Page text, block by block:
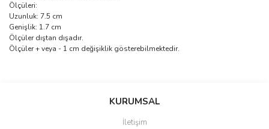
Ölçüleri:
Uzunluk: 7.5 cm
Genişlik: 1.7 cm
Ölçüler dıştan dışadır.
Ölçüler + veya - 1 cm değişiklik gösterebilmektedir.
Bu ürüne ilk yorumu siz yapın!
KURUMSAL
İletişim